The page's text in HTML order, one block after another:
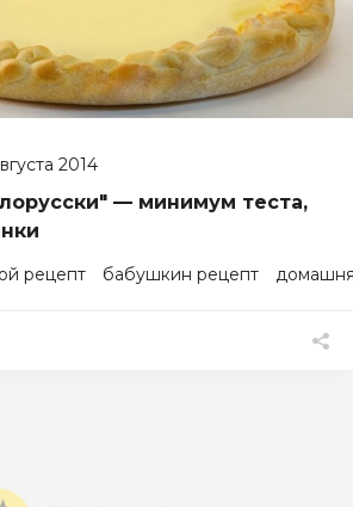
2014
— минимум теста,
рецепт бабушкин рецепт